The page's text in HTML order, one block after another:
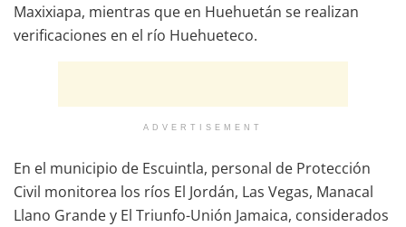
Maxixiapa, mientras que en Huehuetán se realizan
verificaciones en el río Huehueteco.
ADVERTISEMENT
En el municipio de Escuintla, personal de Protección
Civil monitorea los ríos El Jordán, Las Vegas, Manacal
Llano Grande y El Triunfo-Unión Jamaica, considerados